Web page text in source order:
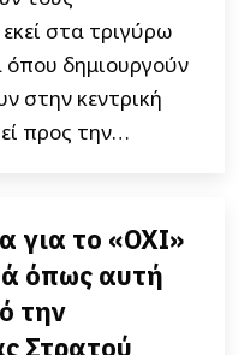
στα τριγύρω
όπου δημιουργούν
στην κεντρική
προς την…
για το «ΟΧΙ»
όπως αυτή
την
Στρατού